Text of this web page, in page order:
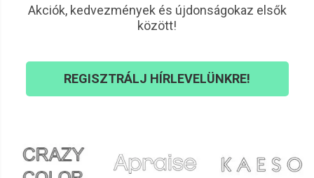
Akciók, kedvezmények és újdonságokaz elsők
között!
REGISZTRÁLJ HÍRLEVELÜNKRE!